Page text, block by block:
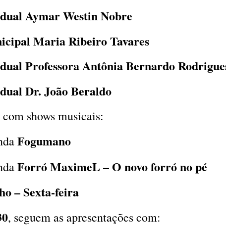
Aymar Westin Nobre
Maria Ribeiro Tavares
Professora Antônia Bernardo
Dr. João Beraldo
shows musicais:
Fogumano
Forró MaximeL – O novo forró no pé
– Sexta-feira
, seguem as apresentações com: